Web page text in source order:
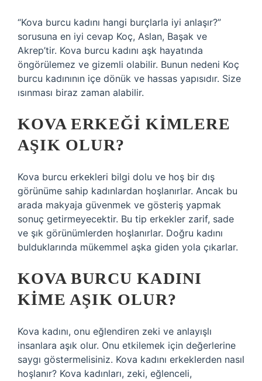
“Kova burcu kadını hangi burçlarla iyi anlaşır?”
sorusuna en iyi cevap Koç, Aslan, Başak ve
Akrep’tir. Kova burcu kadını aşk hayatında
öngörülemez ve gizemli olabilir. Bunun nedeni Koç
burcu kadınının içe dönük ve hassas yapısıdır. Size
ısınması biraz zaman alabilir.
KOVA ERKEĞI KIMLERE
AŞIK OLUR?
Kova burcu erkekleri bilgi dolu ve hoş bir dış
görünüme sahip kadınlardan hoşlanırlar. Ancak bu
arada makyaja güvenmek ve gösteriş yapmak
sonuç getirmeyecektir. Bu tip erkekler zarif, sade
ve şık görünümlerden hoşlanırlar. Doğru kadını
bulduklarında mükemmel aşka giden yola çıkarlar.
KOVA BURCU KADINI
KIME AŞIK OLUR?
Kova kadını, onu eğlendiren zeki ve anlayışlı
insanlara aşık olur. Onu etkilemek için değerlerine
saygı göstermelisiniz. Kova kadını erkeklerden nasıl
hoşlanır? Kova kadınları, zeki, eğlenceli,